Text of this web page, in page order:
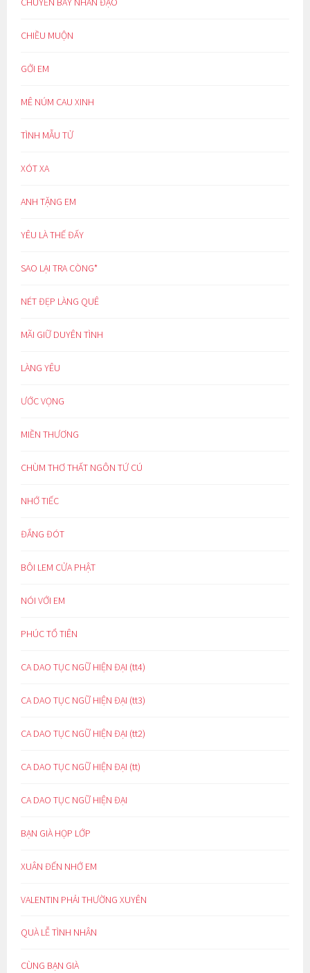
CHIỀU MUỘN
GỞI EM
MÊ NÚM CAU XINH
TÌNH MẪU TỬ
XÓT XA
ANH TẶNG EM
YÊU LÀ THẾ ĐẤY
SAO LẠI TRA CÒNG*
NÉT ĐẸP LÀNG QUÊ
MÃI GIỮ DUYÊN TÌNH
LÀNG YÊU
ƯỚC VỌNG
MIỀN THƯƠNG
CHÙM THƠ THẤT NGÔN TỨ CÚ
NHỚ TIẾC
ĐẮNG ĐÓT
BÔI LEM CỬA PHẬT
NÓI VỚI EM
PHÚC TỔ TIÊN
CA DAO TỤC NGỮ HIỆN ĐẠI (tt4)
CA DAO TỤC NGỮ HIỆN ĐẠI (tt3)
CA DAO TỤC NGỮ HIỆN ĐẠI (tt2)
CA DAO TỤC NGỮ HIỆN ĐẠI (tt)
CA DAO TỤC NGỮ HIỆN ĐẠI
BẠN GIÀ HỌP LỚP
XUÂN ĐẾN NHỚ EM
VALENTIN PHẢI THƯỜNG XUYÊN
QUÀ LỄ TÌNH NHÂN
CÙNG BẠN GIÀ